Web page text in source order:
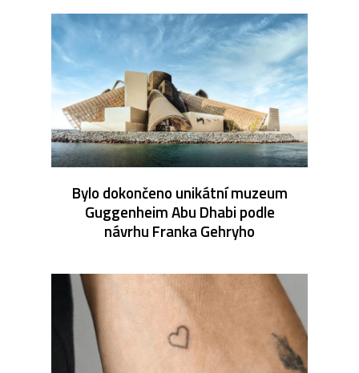
Bylo dokončeno unikátní muzeum
Guggenheim Abu Dhabi podle
návrhu Franka Gehryho